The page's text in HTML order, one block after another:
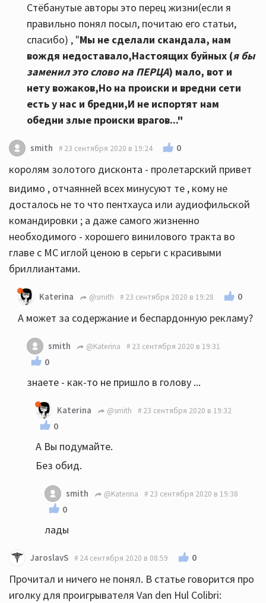
Стёбанутые авторы это перец жизни(если я
правильно понял посыл, почитаю его статьи,
спасибо) , "Мы не сделали скандала, нам
вождя недоставало,Настоящих буйных (я бы
заменил это слово на ПЕРЦА) мало, вот и
нету вожаков,Но на происки и вредни сети
есть у нас и бредни,И не испортят нам
обедни злые происки врагов..."
smith 23 сентября 2020 в 19:24 0
королям золотого дисконта - пролетарский привет
видимо , отчаянней всех минусуют те , кому не
досталось не то что пентхауса или аудиофильской
командировки ; а даже самого жизненно
необходимого - хорошего винилового тракта во
главе с МС иглой ценою в серьги с красивыми
бриллиантами.
Katerina @smith 23 сентября 2020 в 19:28 0
А может за содержание и беспардонную рекламу?
smith @Katerina 23 сентября 2020 в 19:31
0
знаете - как-то не пришло в голову ...
Katerina @smith 23 сентября 2020 в 19:32
0
А Вы подумайте.
Без обид.
smith @Katerina 23 сентября 2020 в 19:38
0
лады
JaroslavS 24 сентября 2020 в 08:59 0
Прочитал и ничего не понял. В статье говорится про
иголку для проигрывателя Van den Hul Colibri: